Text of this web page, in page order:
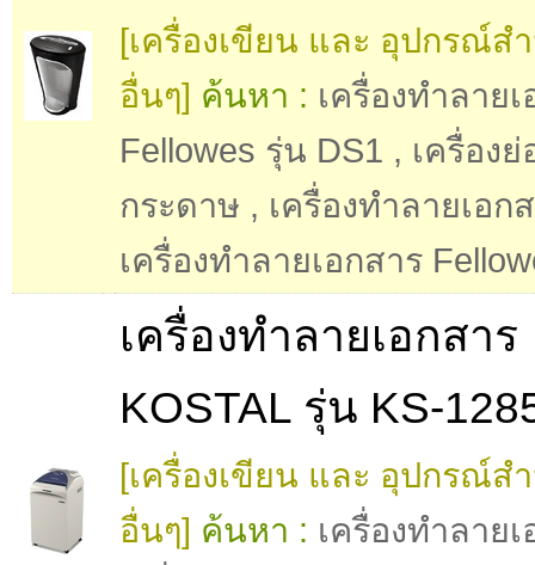
[เครื่องเขียน และ อุปกรณ์ส
อื่นๆ] ค้นหา : เครื่องทำลาย
Fellowes รุ่น DS1 , เครื่องย่
กระดาษ , เครื่องทำลายเอก
เครื่องทำลายเอกสาร
เครื่องทำลายเอกสาร
KOSTAL รุ่น KS-
[เครื่องเขียน และ อุปกรณ์ส
อื่นๆ] ค้นหา : เครื่องทำลาย